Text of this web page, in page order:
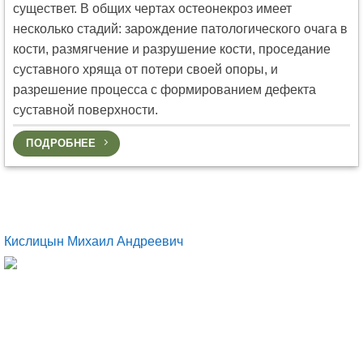
существет. В общих чертах остеонекроз имеет
несколько стадий: зарождение патологического очага в
кости, размягчение и разрушение кости, проседание
суставного хряща от потери своей опоры, и
разрешение процесса с формированием дефекта
суставной поверхности.
ПОДРОБНЕЕ
Кислицын Михаил Андреевич